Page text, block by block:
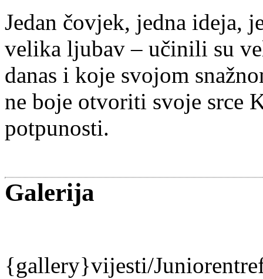
Jedan čovjek, jedna ideja,
velika ljubav – učinili su
danas i koje svojom
ne boje otvoriti svoje srce
potpunosti.
Galerija
{gallery}vijesti/